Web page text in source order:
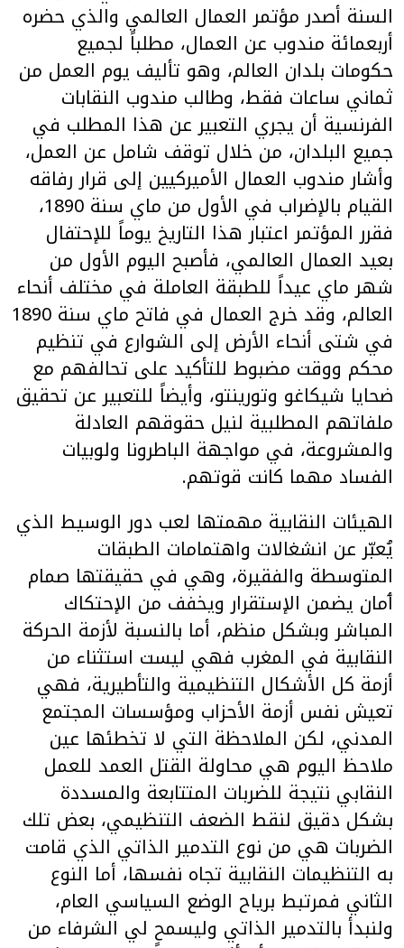
السنة أصدر مؤتمر العمال العالمي والذي حضره
أربعمائة مندوب عن العمال، مطلباً لجميع
حكومات بلدان العالم، وهو تأليف يوم العمل من
ثماني ساعات فقط، وطالب مندوب النقابات
الفرنسية أن يجري التعبير عن هذا المطلب في
جميع البلدان، من خلال توقف شامل عن العمل،
وأشار مندوب العمال الأميركيين إلى قرار رفاقه
القيام بالإضراب في الأول من ماي سنة 1890،
فقرر المؤتمر اعتبار هذا التاريخ يوماً للإحتفال
بعيد العمال العالمي، فأصبح اليوم الأول من
شهر ماي عيداً للطبقة العاملة في مختلف أنحاء
العالم، وقد خرج العمال في فاتح ماي سنة 1890
في شتى أنحاء الأرض إلى الشوارع في تنظيم
محكم ووقت مضبوط للتأكيد على تحالفهم مع
ضحايا شيكاغو وتورينتو، وأيضاً للتعبير عن تحقيق
ملفاتهم المطلبية لنيل حقوقهم العادلة
والمشروعة، في مواجهة الباطرونا ولوبيات
الفساد مهما كانت قوتهم.
الهيئات النقابية مهمتها لعب دور الوسيط الذي
يُعبّر عن انشغالات واهتمامات الطبقات
المتوسطة والفقيرة، وهي في حقيقتها صمام
ٲمان يضمن الإستقرار ويخفف من الإحتكاك
المباشر وبشكل منظم، أما بالنسبة لأزمة الحركة
النقابية في المغرب فهي ليست استثناء من
أزمة كل الأشكال التنظيمية والتأطيرية، فهي
تعيش نفس أزمة الأحزاب ومؤسسات المجتمع
المدني، لكن الملاحظة التي لا تخطئها عين
ملاحظ اليوم هي محاولة القتل العمد للعمل
النقابي نتيجة للضربات المتتابعة والمسددة
بشكل دقيق لنقط الضعف التنظيمي، بعض تلك
الضربات هي من نوع التدمير الذاتي الذي قامت
به التنظيمات النقابية تجاه نفسها، أما النوع
الثاني فمرتبط برياح الوضع السياسي العام،
ولنبدأ بالتدمير الذاتي وليسمح لي الشرفاء من